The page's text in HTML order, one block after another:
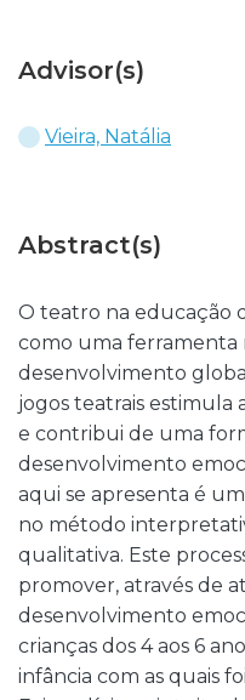
Advisor(s)
Vieira, Natália
Abstract(s)
O teatro na educação
como uma ferramenta
desenvolvimento
jogos teatrais estimula
e contribui de uma
desenvolvimento
aqui se apresenta é
no método
qualitativa. Este
promover, através de
desenvolvimento
crianças dos 4 aos 6
infância com as quais